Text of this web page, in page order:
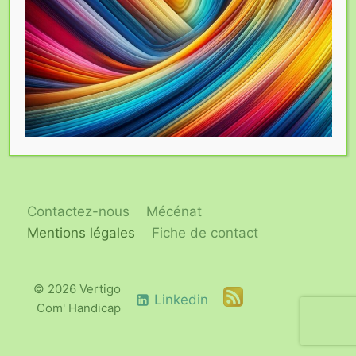
entreprises donateurs.
Contactez-nous
Mécénat
Mentions légales
Fiche de contact
© 2026 Vertigo
Com' Handicap
Linkedin